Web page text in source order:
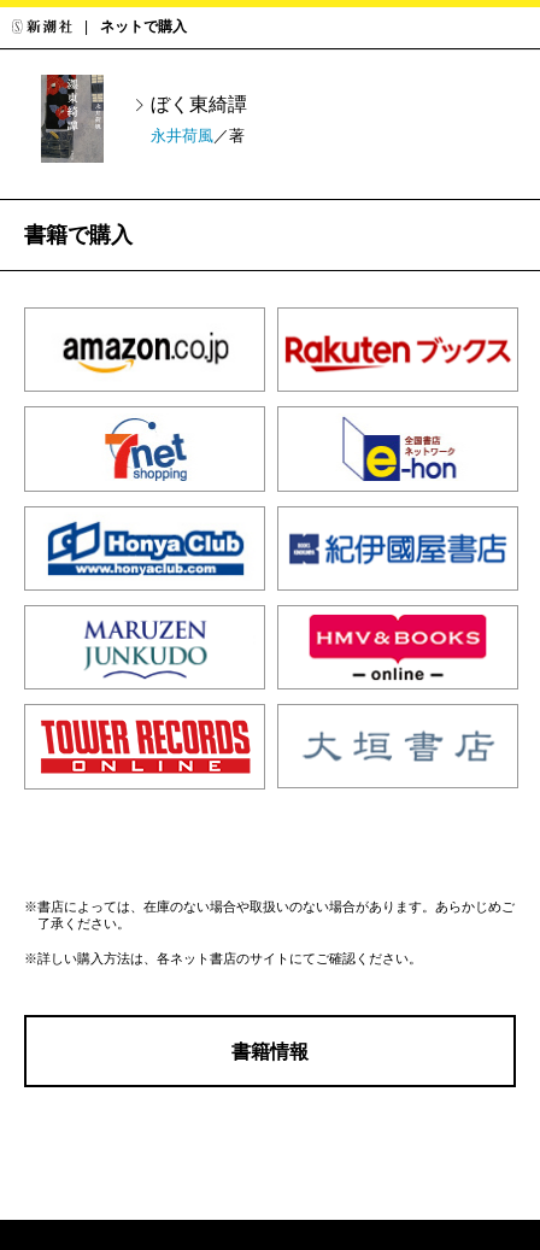
ネットで購入
ぼく東綺譚
永井荷風 ／著
書籍で購入
※書店によっては、在庫のない場合や取扱いのない場合があります。あらかじめご
了承ください。
※詳しい購入方法は、各ネット書店のサイトにてご確認ください。
書籍情報